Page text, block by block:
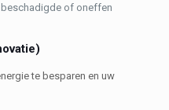
of oneffen
te besparen en uw